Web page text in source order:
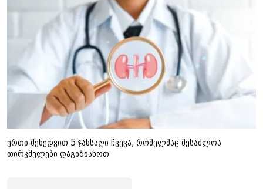
ერთი შეხედვით 5 ჯანსაღი ჩვევა, რომელმაც შესაძლოა
თირკმელები დაგიზიანოთ